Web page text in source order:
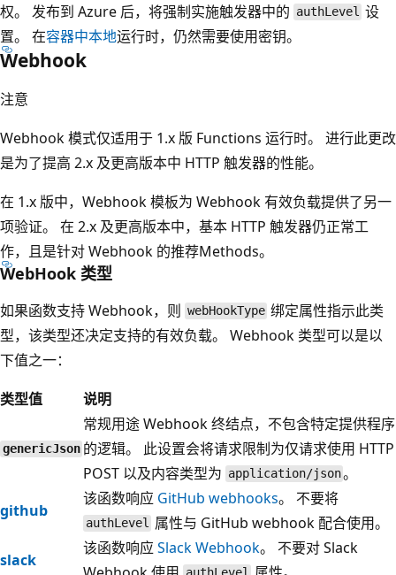
权。 发布到 Azure 后，将强制实施触发器中的 authLevel 设
置。 在容器中本地运行时，仍然需要使用密钥。
Webhook
注意
Webhook 模式仅适用于 1.x 版 Functions 运行时。 进行此更改
是为了提高 2.x 及更高版本中 HTTP 触发器的性能。
在 1.x 版中，Webhook 模板为 Webhook 有效负载提供了另一
项验证。 在 2.x 及更高版本中，基本 HTTP 触发器仍正常工
作，且是针对 Webhook 的推荐Methods。
WebHook 类型
如果函数支持 Webhook，则 webHookType 绑定属性指示此类
型，该类型还决定支持的有效负载。 Webhook 类型可以是以
下值之一：
类型值
说明
genericJson
常规用途 Webhook 终结点，不包含特定提供程序
的逻辑。 此设置会将请求限制为仅请求使用 HTTP
POST 以及内容类型为 application/json。
github
该函数响应 GitHub webhooks。 不要将
authLevel 属性与 GitHub webhook 配合使用。
slack
该函数响应 Slack Webhook。 不要对 Slack